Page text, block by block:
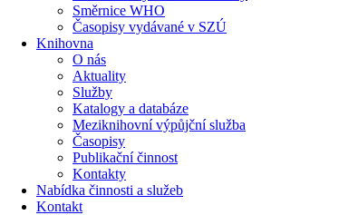
Směrnice WHO
Časopisy vydávané v SZÚ
Knihovna
O nás
Aktuality
Služby
Katalogy a databáze
Meziknihovní výpůjční služba
Časopisy
Publikační činnost
Kontakty
Nabídka činnosti a služeb
Kontakt